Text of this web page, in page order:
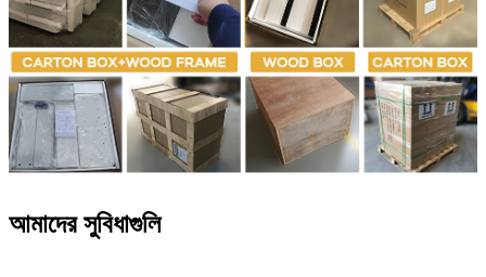
আমাদের সুবিধাগুলি